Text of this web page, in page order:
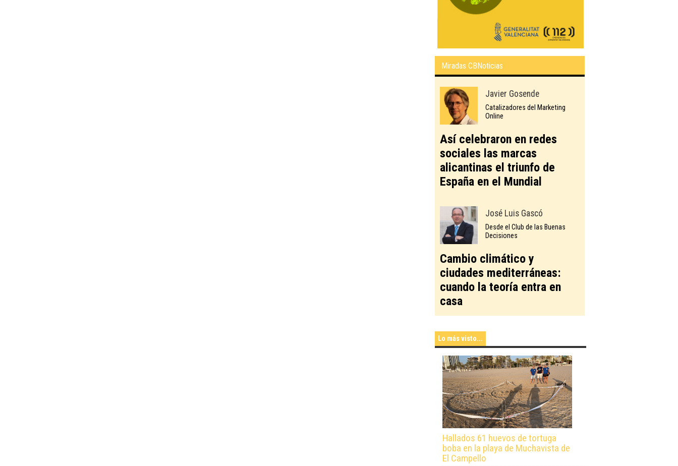
Miradas CBNoticias
Javier Gosende
Catalizadores del Marketing
Online
Así celebraron en redes
sociales las marcas
alicantinas el triunfo de
España en el Mundial
José Luis Gascó
Desde el Club de las Buenas
Decisiones
Cambio climático y
ciudades mediterráneas:
cuando la teoría entra en
casa
Lo más visto...
Hallados 61 huevos de tortuga
boba en la playa de Muchavista de
El Campello